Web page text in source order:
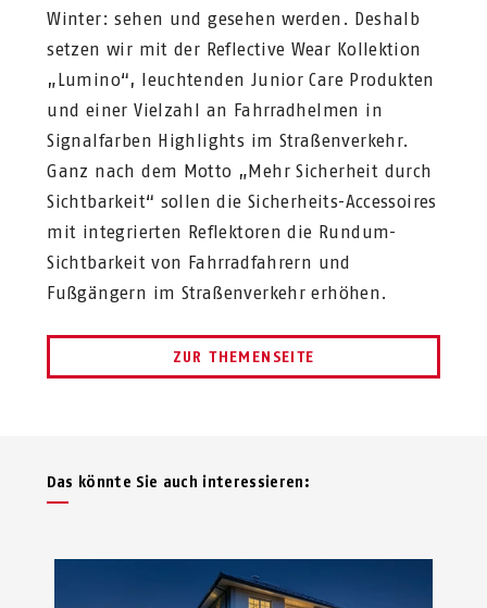
Winter: sehen und gesehen werden. ​Deshalb
setzen wir mit der Reflective Wear Kollektion
„Lumino“, leuchtenden Junior Care Produkten
und einer Vielzahl an Fahrradhelmen in
Signalfarben Highlights im Straßenverkehr.
Ganz nach dem Motto „Mehr Sicherheit durch
Sichtbarkeit“ sollen die Sicherheits-Accessoires
mit integrierten Reflektoren die Rundum-
Sichtbarkeit von Fahrradfahrern und
Fußgängern im Straßenverkehr erhöhen.
ZUR THEMENSEITE
Das könnte Sie auch interessieren: